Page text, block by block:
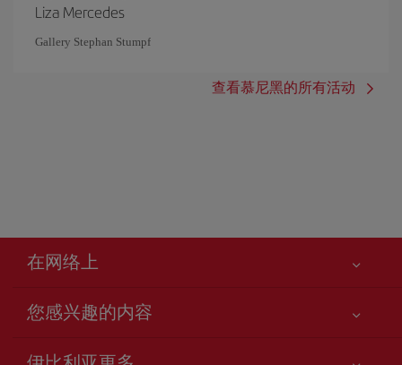
Liza Mercedes
Gallery Stephan Stumpf
查看慕尼黑的所有活动
在网络上
您感兴趣的内容